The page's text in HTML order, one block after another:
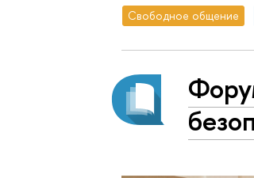
Свободное общение